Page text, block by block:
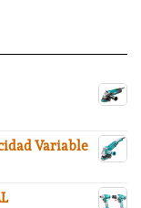
Variable